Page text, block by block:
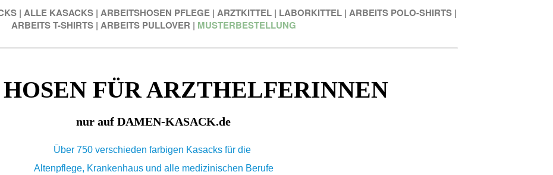
| ALLE KASACKS | ARBEITSHOSEN PFLEGE | ARZTKITTEL | LABORKITTEL | ARBEITS POLO-SHIRTS |
ARBEITS T-SHIRTS | ARBEITS PULLOVER | MUSTERBESTELLUNG
FÜR ARZTHELFERINNEN
nur auf DAMEN-KASACK.de
Über 750 verschieden farbigen Kasacks für die
Altenpflege, Krankenhaus und alle medizinischen Berufe